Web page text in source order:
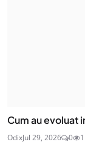
Cum au evoluat
OdixJul 29, 2026 0 1